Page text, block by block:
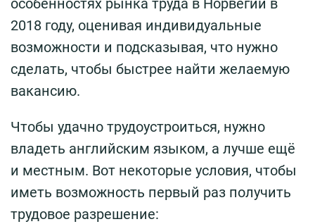
особенностях рынка труда в Норвегии в
2018 году, оценивая индивидуальные
возможности и подсказывая, что нужно
сделать, чтобы быстрее найти желаемую
вакансию.
Чтобы удачно трудоустроиться, нужно
владеть английским языком, а лучше ещё
и местным. Вот некоторые условия, чтобы
иметь возможность первый раз получить
трудовое разрешение: